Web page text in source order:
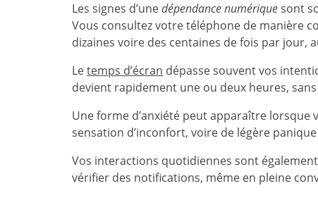
Les signes d’unedépendance numériquesont
Vous consultez votre téléphone de manière
dizaines voire des centaines de fois par jour,
Letemps d’écran dépasse souvent vos
devient rapidement une ou deux heures,
Une forme d’anxiété peut apparaître lorsque
sensation d’inconfort, voire de légère
Vos interactions quotidiennes sont
vérifier des notifications, même en pleine